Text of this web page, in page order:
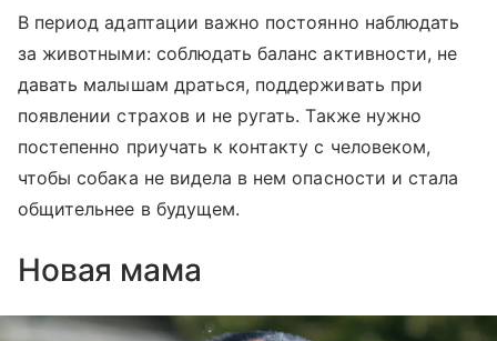
В период адаптации важно постоянно наблюдать
за животными: соблюдать баланс активности, не
давать малышам драться, поддерживать при
появлении страхов и не ругать. Также нужно
постепенно приучать к контакту с человеком,
чтобы собака не видела в нем опасности и стала
общительнее в будущем.
Новая мама